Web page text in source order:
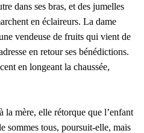
dans ses bras, et des jumelles
en éclaireurs. La dame
vendeuse de fruits qui vient de
en retour ses bénédictions.
en longeant la chaussée,
la mère, elle rétorque que l’enfant
sommes tous, poursuit-elle, mais